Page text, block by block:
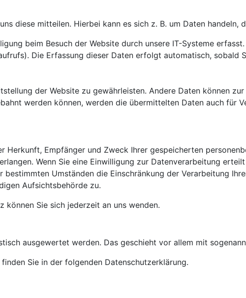
diese mitteilen. Hierbei kann es sich z. B. um Daten handeln,
beim Besuch der Website durch unsere IT-Systeme
Die Erfassung dieser Daten erfolgt automatisch, sobald
der Website zu gewährleisten. Andere Daten können
werden können, werden die übermittelten Daten auch für
Herkunft, Empfänger und Zweck Ihrer gespeicherten
Wenn Sie eine Einwilligung zur Datenverarbeitung
Umständen die Einschränkung der Verarbeitung
Aufsichtsbehörde zu.
können Sie sich jederzeit an uns wenden.
ausgewertet werden. Das geschieht vor allem mit
Sie in der folgenden Datenschutzerklärung.